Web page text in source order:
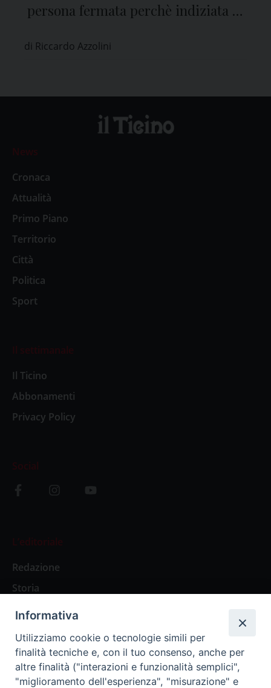
persona fermata perchè indiziata di
di Riccardo Azzolini
News
Cronaca
Attualità
Primo Piano
Territorio
Città
Politica
Sport
Il settimanale
Il Ticino
Abbonamenti
Privacy Policy
Social
L’editoriale
Redazione
Storia
Abbonamenti
Abbonamento Annuale Digitale
Abbonamento Annuale Cartaceo
Informativa
Utilizziamo cookie o tecnologie simili per
finalità tecniche e, con il tuo consenso, anche per
altre finalità ("interazioni e funzionalità semplici",
"miglioramento dell'esperienza", "misurazione" e